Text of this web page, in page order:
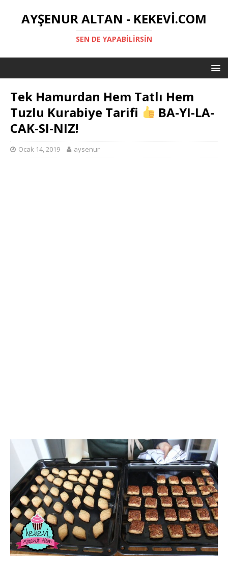
AYŞENUR ALTAN - KEKEVI.COM
SEN DE YAPABILIRSIN
Tek Hamurdan Hem Tatlı Hem
Tuzlu Kurabiye Tarifi
BA-YI-LA-
CAK-SI-NIZ!
Ocak 14, 2019 aysenur